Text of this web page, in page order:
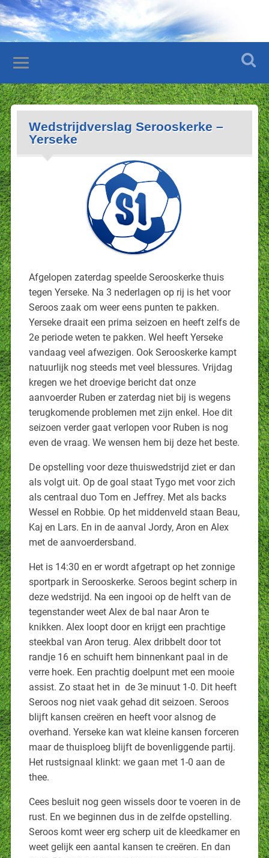
Wedstrijdverslag Serooskerke –
Yerseke
Afgelopen zaterdag speelde Serooskerke thuis
tegen Yerseke. Na 3 nederlagen op rij is het voor
Seroos zaak om weer eens punten te pakken.
Yerseke draait een prima seizoen en heeft zelfs de
2e periode weten te pakken. Wel heeft Yerseke
vandaag veel afwezigen. Ook Serooskerke kampt
natuurlijk nog steeds met veel blessures. Vrijdag
kregen we het droevige bericht dat onze
aanvoerder Ruben er zaterdag niet bij is wegens
terugkomende problemen met zijn enkel. Hoe dit
seizoen verder gaat verlopen voor Ruben is nog
even de vraag. We wensen hem bij deze het beste.
De opstelling voor deze thuiswedstrijd ziet er dan
als volgt uit. Op de goal staat Tygo met voor zich
als centraal duo Tom en Jeffrey. Met als backs
Wessel en Robbie. Op het middenveld staan Beau,
Kaj en Lars. En in de aanval Jordy, Aron en Alex
met de aanvoerdersband.
Het is 14:30 en er wordt afgetrapt op het zonnige
sportpark in Serooskerke. Seroos begint scherp in
deze wedstrijd. Na een ingooi op de helft van de
tegenstander weet Alex de bal naar Aron te
knikken. Alex loopt door en krijgt een prachtige
steekbal van Aron terug. Alex dribbelt door tot
randje 16 en schuift hem binnenkant paal in de
verre hoek. Een prachtig doelpunt met een mooie
assist. Zo staat het in de 3e minuut 1-0. Dit heeft
Seroos nog niet vaak gehad dit seizoen. Seroos
blijft kansen creëren en heeft voor alsnog de
overhand. Yerseke kan wat kleine kansen forceren
maar de thuisploeg blijft de bovenliggende partij.
Het rustsignaal klinkt: we gaan met 1-0 aan de
thee.
Cees besluit nog geen wissels door te voeren in de
rust. En we beginnen dus in de zelfde opstelling.
Seroos komt weer erg scherp uit de kleedkamer en
weet gelijk een aantal kansen te creëren. En dan